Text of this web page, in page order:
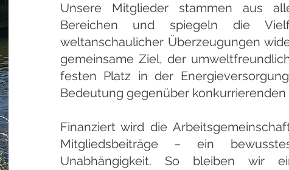
Unsere Mitglieder stammen aus
Bereichen und spiegeln die
weltanschaulicher Überzeugungen
gemeinsame Ziel, der
festen Platz in der
Bedeutung gegenüber konkurrierenden
Finanziert wird die
Mitgliedsbeiträge – ein
Unabhängigkeit. So bleiben wir